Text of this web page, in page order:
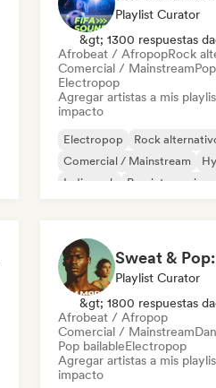
Playlist Curator
&gt; 1300 respuestas
Afrobeat / AfropopRock
Comercial / Mainstream
Electropop
Agregar artistas a mis
impacto
Electropop
Rock
Comercial / Mainstream
Indie rock
Pop
Playlist Curator
&gt; 1800 respuestas
Afrobeat / Afropop
Comercial / Mainstream
Pop bailableElectropop
Agregar artistas a mis
impacto